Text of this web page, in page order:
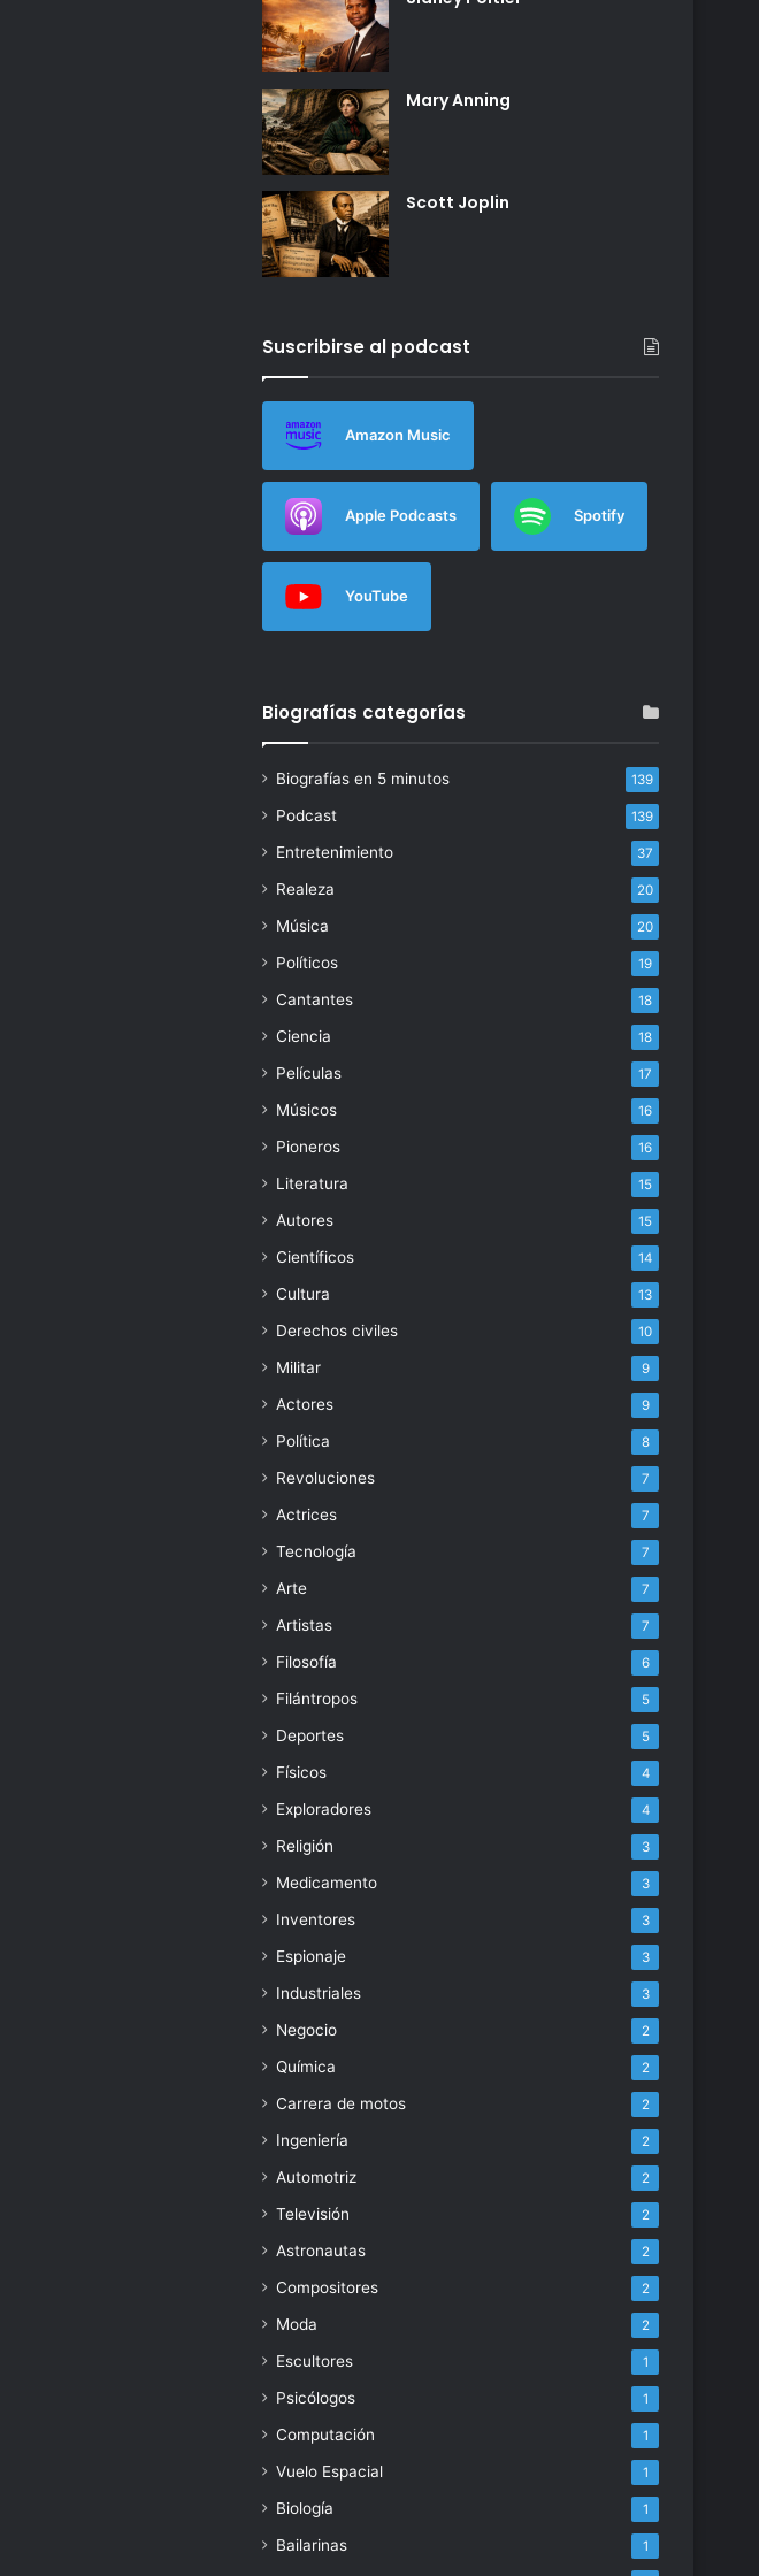
Mary Anning
Scott Joplin
Suscribirse al podcast
Amazon Music
Apple Podcasts Spotify
YouTube
Biografías categorías
Biografías en 5 minutos 139
Podcast 139
Entretenimiento 37
Realeza 20
Música 20
Políticos 19
Cantantes 18
Ciencia 18
Películas 17
Músicos 16
Pioneros 16
Literatura 15
Autores 15
Científicos 14
Cultura 13
Derechos civiles 10
Militar 9
Actores 9
Política 8
Revoluciones 7
Actrices 7
Tecnología 7
Arte 7
Artistas 7
Filosofía 6
Filántropos 5
Deportes 5
Físicos 4
Exploradores 4
Religión 3
Medicamento 3
Inventores 3
Espionaje 3
Industriales 3
Negocio 2
Química 2
Carrera de motos 2
Ingeniería 2
Automotriz 2
Televisión 2
Astronautas 2
Compositores 2
Moda 2
Escultores 1
Psicólogos 1
Computación 1
Vuelo Espacial 1
Biología 1
Bailarinas 1